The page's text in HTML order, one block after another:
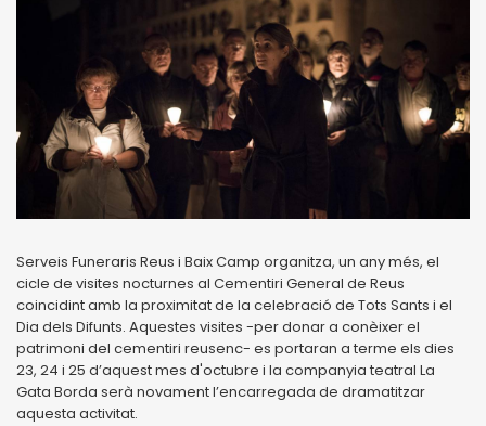
Serveis Funeraris Reus i Baix Camp organitza, un any més, el
cicle de visites nocturnes al Cementiri General de Reus
coincidint amb la proximitat de la celebració de Tots Sants i el
Dia dels Difunts. Aquestes visites -per donar a conèixer el
patrimoni del cementiri reusenc- es portaran a terme els dies
23, 24 i 25 d’aquest mes d'octubre i la companyia teatral La
Gata Borda serà novament l’encarregada de dramatitzar
aquesta activitat.